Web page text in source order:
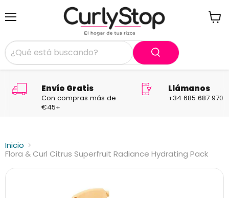
Envío Gratis
Con compras más de
€45+
Llámanos
+34 685 687 970
Inicio
Flora & Curl Citrus Superfruit Radiance Hydrating Pack